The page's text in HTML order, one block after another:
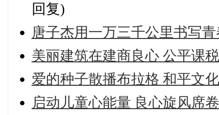
回复)
唐子杰用一万三千公里书写
美丽建筑在建商良心 公平课
爱的种子散播布拉格 和平文
启动儿童心能量 良心旋风席